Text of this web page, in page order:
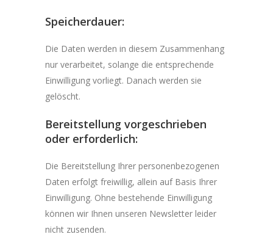
Speicherdauer:
Die Daten werden in diesem Zusammenhang
nur verarbeitet, solange die entsprechende
Einwilligung vorliegt. Danach werden sie
gelöscht.
Bereitstellung vorgeschrieben
oder erforderlich:
Die Bereitstellung Ihrer personenbezogenen
Daten erfolgt freiwillig, allein auf Basis Ihrer
Einwilligung. Ohne bestehende Einwilligung
können wir Ihnen unseren Newsletter leider
nicht zusenden.